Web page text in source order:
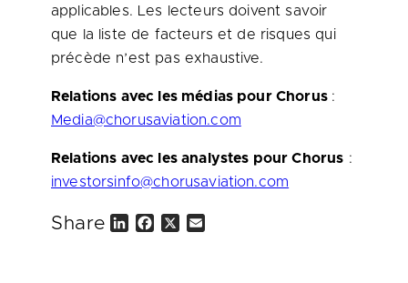
applicables. Les lecteurs doivent savoir
que la liste de facteurs et de risques qui
précède n’est pas exhaustive.
Relations avec les médias pour Chorus :
Media@chorusaviation.com
Relations avec les analystes pour Chorus :
investorsinfo@chorusaviation.com
Share